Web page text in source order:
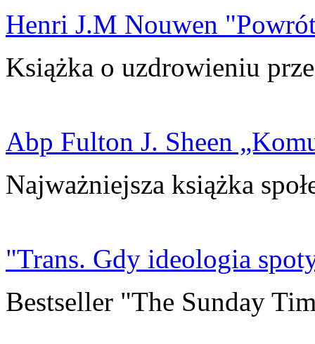
Henri J.M Nouwen
Książka o uzdrowieniu
Abp Fulton J. Sheen
Najważniejsza książka
"Trans. Gdy ideologia
Bestseller "The Sunday